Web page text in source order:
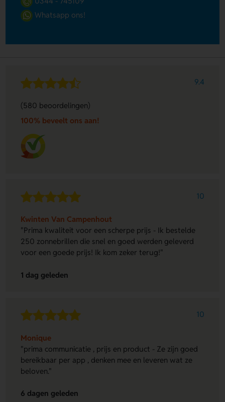
Whatsapp ons!
9.4
(580 beoordelingen)
100% beveelt ons aan!
10
Kwinten Van Campenhout
"Prima kwaliteit voor een scherpe prijs - Ik bestelde
250 zonnebrillen die snel en goed werden geleverd
voor een goede prijs! Ik kom zeker terug!"
1 dag geleden
10
Monique
"prima communicatie , prijs en product - Ze zijn goed
bereikbaar per app , denken mee en leveren wat ze
beloven."
6 dagen geleden